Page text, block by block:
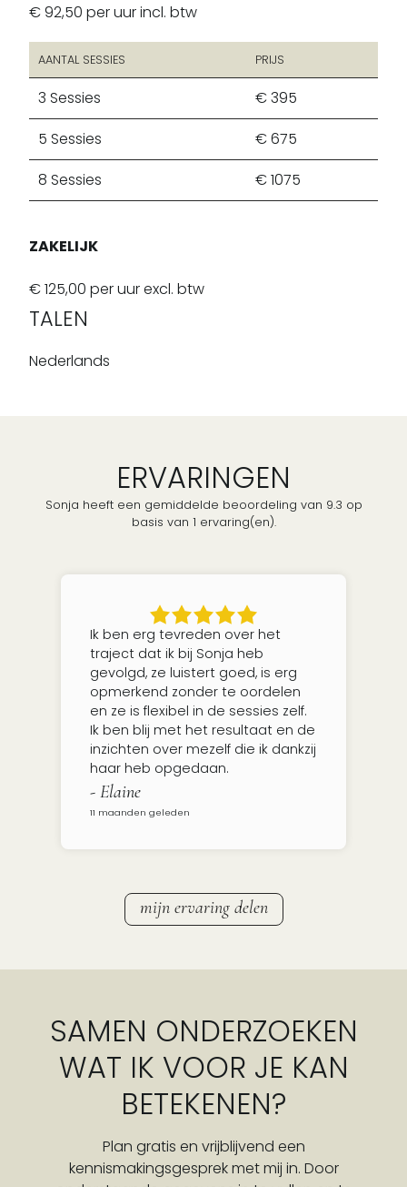
€ 92,50 per uur incl. btw
AANTAL SESSIES PRIJS
3 Sessies
€ 395
5 Sessies
€ 675
8 Sessies € 1075
ZAKELIJK
€ 125,00 per uur excl. btw
TALEN
Nederlands
ERVARINGEN
Sonja heeft een gemiddelde beoordeling van 9.3 op
basis van 1 ervaring(en).
Ik ben erg tevreden over het
traject dat ik bij Sonja heb
gevolgd, ze luistert goed, is erg
opmerkend zonder te oordelen
en ze is flexibel in de sessies zelf.
Ik ben blij met het resultaat en de
inzichten over mezelf die ik dankzij
haar heb opgedaan.
- Elaine
11 maanden geleden
mijn ervaring delen
SAMEN ONDERZOEKEN
WAT IK VOOR JE KAN
BETEKENEN?
Plan gratis en vrijblijvend een
kennismakingsgesprek met mij in. Door